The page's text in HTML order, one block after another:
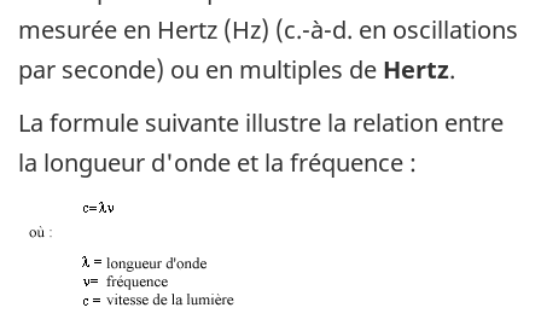
mesurée en Hertz (Hz) (c.-à-d. en oscillations
par seconde) ou en multiples de Hertz.
La formule suivante illustre la relation entre
la longueur d'onde et la fréquence :